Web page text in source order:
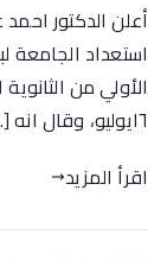
أعلن الدكتور
استعداد الجامعة
الأولي من
١٦يوليو، وقال انه […]
اقرأ المزيد